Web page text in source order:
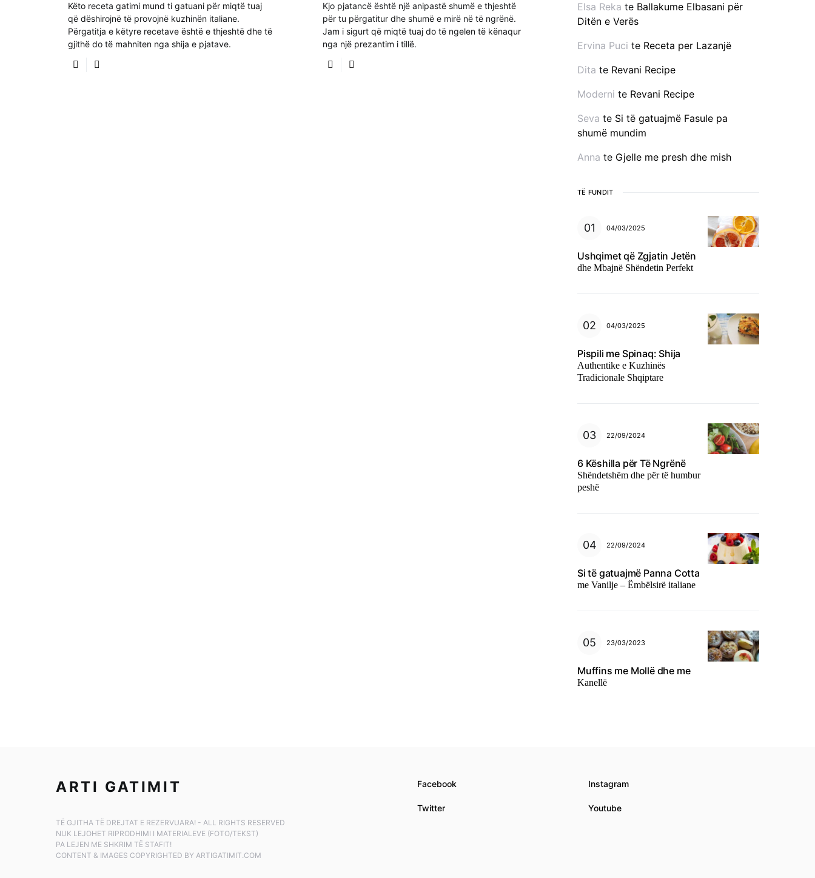
Këto receta gatimi mund ti gatuani për miqtë tuaj
që dëshirojnë të provojnë kuzhinën italiane.
Përgatitja e këtyre recetave është e thjeshtë dhe të
gjithë do të mahniten nga shija e pjatave.
Kjo pjatancë është një anipastë shumë e thjeshtë
për tu përgatitur dhe shumë e mirë në të ngrënë.
Jam i sigurt që miqtë tuaj do të ngelen të kënaqur
nga një prezantim i tillë.
Elsa Reka te Ballakume Elbasani për
Ditën e Verës
Ervina Puci te Receta per Lazanjë
Dita te Revani Recipe
Moderni te Revani Recipe
Seva te Si të gatuajmë Fasule pa
shumë mundim
Anna te Gjelle me presh dhe mish
TË FUNDIT
04/03/2025
Ushqimet që Zgjatin Jetën
dhe Mbajnë Shëndetin Perfekt
04/03/2025
Pispili me Spinaq: Shija
Authentike e Kuzhinës
Tradicionale Shqiptare
22/09/2024
6 Këshilla për Të Ngrënë
Shëndetshëm dhe për të humbur
peshë
22/09/2024
Si të gatuajmë Panna Cotta
me Vanilje – Ëmbëlsirë italiane
23/03/2023
Muffins me Mollë dhe me
Kanellë
ARTI GATIMIT
TË GJITHA TË DREJTAT E REZERVUARA! - ALL RIGHTS RESERVED
NUK LEJOHET RIPRODHIMI I MATERIALEVE (FOTO/TEKST)
PA LEJEN ME SHKRIM TË STAFIT!
CONTENT & IMAGES COPYRIGHTED BY ARTIGATIMIT.COM
Facebook Instagram
Twitter Youtube